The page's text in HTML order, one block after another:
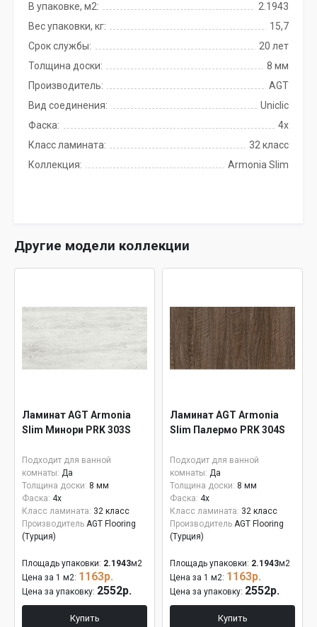
В упаковке, м2:
2.1943
Вес упаковки, кг:
15,7
Срок службы:
20 лет
Толщина доски:
8 мм
Производитель:
AGT
Вид соединения:
Uniclic
Фаска:
4x
Класс ламината:
32 класс
Коллекция:
Armonia Slim
Другие модели коллекции
Ламинат AGT Armonia
Slim Минори PRK 303S
Подходит для ванной
комнаты: Да
Толщина доски: 8 мм
Фаска: 4x
Класс ламината: 32 класс
Производитель AGT Flooring
(Турция)
Площадь упаковки: 2.1943м2
Цена за 1 м2: 1163р.
Цена за упаковку: 2552р.
Купить
Ламинат AGT Armonia
Slim Палермо PRK 304S
Подходит для ванной
комнаты: Да
Толщина доски: 8 мм
Фаска: 4x
Класс ламината: 32 класс
Производитель AGT Flooring
(Турция)
Площадь упаковки: 2.1943м2
Цена за 1 м2: 1163р.
Цена за упаковку: 2552р.
Купить